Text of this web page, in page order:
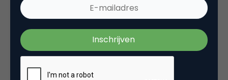
Wij (=Affiliates.nl) zagen in het eerste
kwartaal nog juist een sterke stijging van
de omzet van meer dan 10 procent.